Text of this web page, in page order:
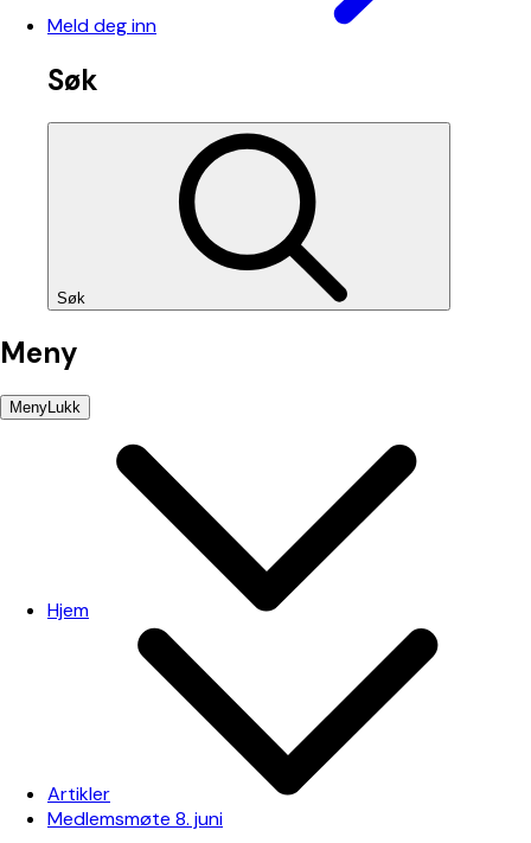
Meld deg inn
Søk
Søk
Meny
MenyLukk
Hjem
Artikler
Medlemsmøte 8. juni